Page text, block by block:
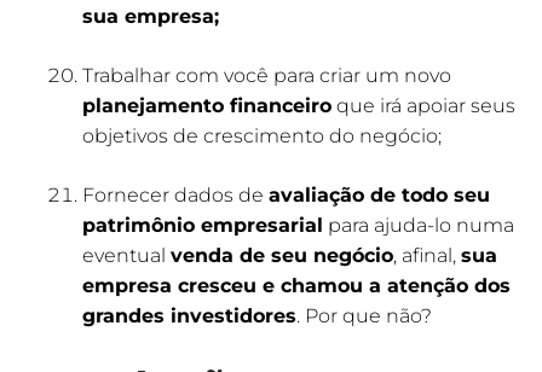
sua empresa;
Trabalhar com você para criar um novo
planejamento financeiro que irá apoiar seus
objetivos de crescimento do negócio;
Fornecer dados de avaliação de todo seu
patrimônio empresarial para ajuda-lo numa
eventual venda de seu negócio, afinal, sua
empresa cresceu e chamou a atenção dos
grandes investidores. Por que não?